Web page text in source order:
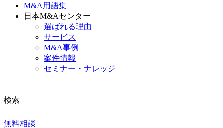
M&A用語集
日本M&Aセンター
選ばれる理由
サービス
M&A事例
案件情報
セミナー・ナレッジ
検索
無料相談